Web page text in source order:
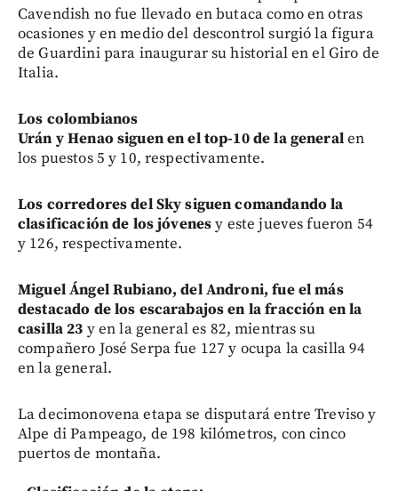
Cavendish no fue llevado en butaca como en otras
ocasiones y en medio del descontrol surgió la figura
de Guardini para inaugurar su historial en el Giro de
Italia.
Los colombianos
Urán y Henao siguen en el top-10 de la generalen
los puestos 5 y 10, respectivamente.
Los corredores del Sky siguen comandando la
clasificación de los jóvenesy este jueves fueron 54
y 126, respectivamente.
Miguel Ángel Rubiano, del Androni, fue el más
destacado de los escarabajos en la fracción en la
casilla 23 y en la general es 82, mientras su
compañero José Serpa fue 127 y ocupa la casilla 94
en la general.
La decimonovena etapa se disputará entre Treviso y
Alpe di Pampeago, de 198 kilómetros, con cinco
puertos de montaña.